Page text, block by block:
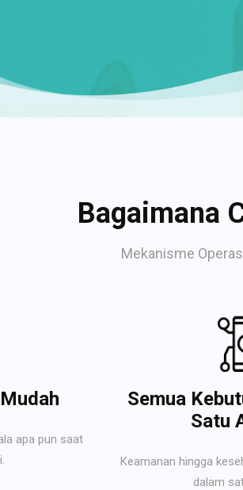
Bagaimana
Mekanisme
apa pun saat
Semua
Satu
Keamanan hingga
dalam